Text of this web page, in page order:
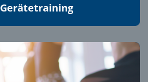
Gerätetraining